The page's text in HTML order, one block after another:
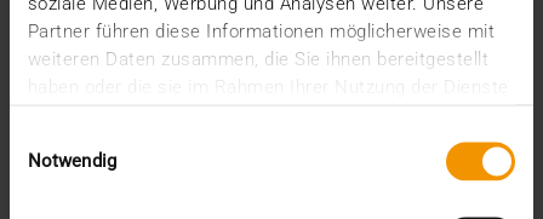
soziale Medien, Werbung und Analysen weiter. Unsere
Partner führen diese Informationen möglicherweise mit
weiteren Daten zusammen, die Sie ihnen bereitgestellt
haben oder die sie im Rahmen Ihrer Nutzung der Dienste
Notwendig
juin (1)
mars (1)
décembre (1)